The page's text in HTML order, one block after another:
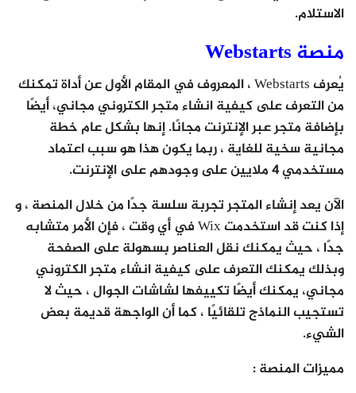
الاستلام.
منصة Webstarts
يُعرف Webstarts ، المعروف في المقام الأول عن أداة تمكنك
من التعرف على كيفية انشاء متجر الكتروني مجاني، أيضًا
بإضافة متجر عبر الإنترنت مجانًا. إنها بشكل عام خطة
مجانية سخية للغاية ، ربما يكون هذا هو سبب اعتماد
مستخدمي 4 ملايين على وجودهم على الإنترنت.
الآن يعد إنشاء المتجر تجربة سلسة جدًا من خلال المنصة ، و
إذا كنت قد استخدمت Wix في أي وقت ، فإن الأمر متشابه
جدًا ، حيث يمكنك نقل العناصر بسهولة على الصفحة
وبذلك يمكنك التعرف على كيفية انشاء متجر الكتروني
مجاني، يمكنك أيضًا تكييفها لشاشات الجوال ، حيث لا
تستجيب النماذج تلقائيًا ، كما أن الواجهة قديمة بعض
الشيء.
مميزات المنصة :